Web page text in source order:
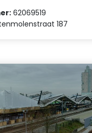
62069519
187